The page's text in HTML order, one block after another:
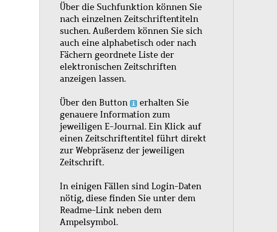
Über die Suchfunktion können Sie
nach einzelnen Zeitschriftentiteln
suchen. Außerdem können Sie sich
auch eine alphabetisch oder nach
Fächern geordnete Liste der
elektronischen Zeitschriften
anzeigen lassen.
Über den Button
erhalten Sie
genauere Information zum
jeweiligen E-Journal. Ein Klick auf
einen Zeitschriftentitel führt direkt
zur Webpräsenz der jeweiligen
Zeitschrift.
In einigen Fällen sind Login-Daten
nötig, diese finden Sie unter dem
Readme-Link neben dem
Ampelsymbol.